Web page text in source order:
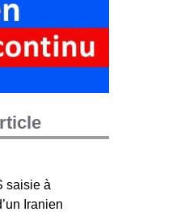
saisie à
Iranien